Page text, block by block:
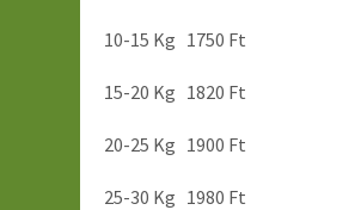
10-15 Kg 1750 Ft
15-20 Kg 1820 Ft
20-25 Kg 1900 Ft
25-30 Kg 1980 Ft